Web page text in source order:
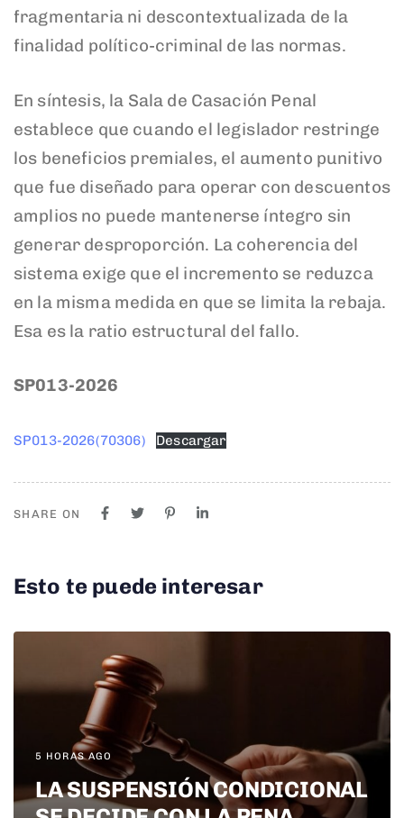
fragmentaria ni descontextualizada de la
finalidad político-criminal de las normas.
En síntesis, la Sala de Casación Penal
establece que cuando el legislador restringe
los beneficios premiales, el aumento punitivo
que fue diseñado para operar con descuentos
amplios no puede mantenerse íntegro sin
generar desproporción. La coherencia del
sistema exige que el incremento se reduzca
en la misma medida en que se limita la rebaja.
Esa es la ratio estructural del fallo.
SP013-2026
SP013-2026(70306) Descargar
SHARE ON
Esto te puede interesar
5 HORAS AGO
LA SUSPENSIÓN CONDICIONAL